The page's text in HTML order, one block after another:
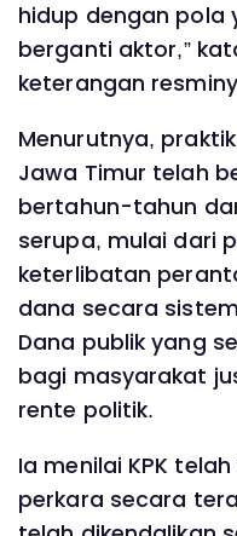
hidup dengan pola
berganti aktor,”
keterangan
Menurutnya,
Jawa Timur telah
bertahun-tahun
serupa, mulai dari
keterlibatan
dana secara
Dana publik yang
bagi masyarakat
rente politik.
Ia menilai KPK
perkara secara